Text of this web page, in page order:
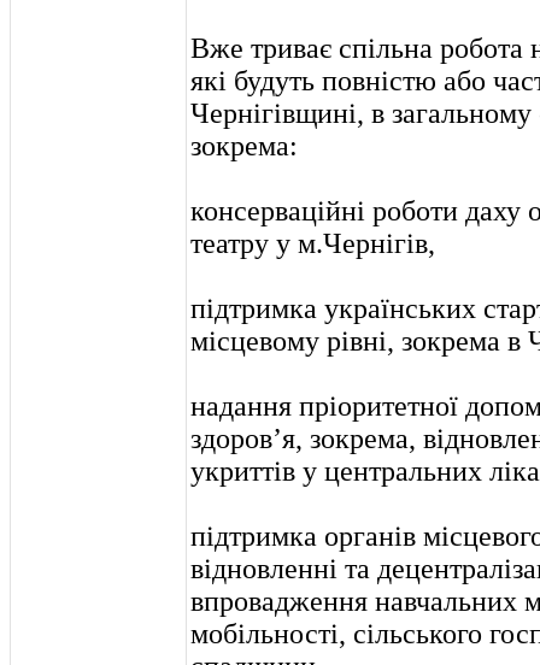
Вже триває спільна
які будуть повністю або
Чернігівщині, в
зокрема:
консерваційні роботи даху
театру у м.Чернігів,
підтримка українських
місцевому рівні, зокрема в
надання пріоритетної
здоров’я, зокрема,
укриттів у центральних
підтримка органів
відновленні та
впровадження навчальних
мобільності, сільського